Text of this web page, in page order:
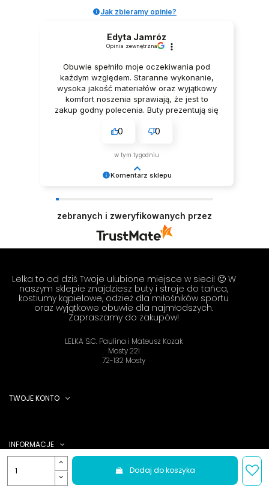
Dodaj do koszyka
Jak zbieramy opinie?
Komentarz sklepu
Doceniamy czas i wysiłek włożony w podzielenie
się z nami Twoimi doświadczeniami. Do
zobaczenia! Zespół LELKA 🦋
Edyta Jamróz
Opinia zewnętrzna
Obuwie spełniło moje oczekiwania pod
każdym względem. Staranne wykonanie,
wysoka jakość materiałów oraz wyjątkowy
komfort noszenia sprawiają, że jest to
zakup godny polecenia. Buty prezentują się
przekonaniem polecam ten produkt.
0 0
w tym tygodniu
zebranych i zweryfikowanych przez
Lelka to od dziś Twoje ulubione miejsce w sieci! 🙂 W
naszym sklepie znajdziesz buty i stroje do tańca,
kostiumy kąpielowe, odzież dla miłośników sportu
oraz wyjątkowe obuwie dla najmłodszych.
Zapraszamy do zakupów!
LELKA S.C. Paulina i Mateusz Kozak
Mosty 22i
72-132 Mosty
TWOJE KONTO
INFORMACJE